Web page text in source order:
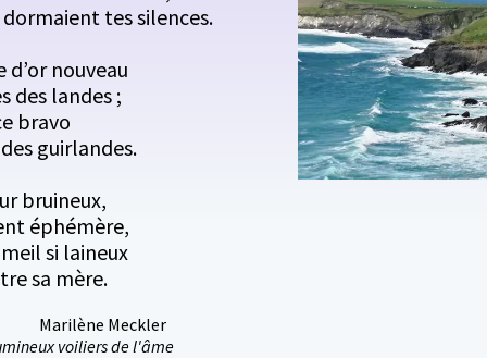
dormaient tes silences.
nouveau
des landes ;
bravo
guirlandes.
bruineux,
éphémère,
si laineux
sa mère.
voiliers de l'âme